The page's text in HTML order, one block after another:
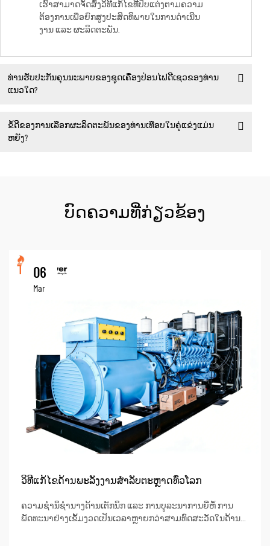
ເຮົາສາມາດຈັດສົ່ງວິທີແກ້ໄຂທີ່ປັບແຕ່ງຕາມຄວາມ
ຕ້ອງການເພື່ອຍົກສູງປະສິດທິພາບໃນການດຳເນີນ
ງານ ແລະ ຜະລິດຕະພັນ.
ທ່ານຮັບປະກັນຄຸນນະພາບຂອງຊຸດເຄື່ອງປ່ອນໄຟດີເຊວຂອງທ່ານ
ແນວໃດ?
ຂໍ້ດີຂອງການເລືອກຜະລິດຕະພັນຂອງທ່ານເທືອບໃນຄູ່ແຂ່ງແມ່ນ
ຫຍັງ?
ບົດຄວາມທີ່ກ່ຽວຂ້ອງ
06
Mar
ວິທີແກ້ໄຂດ້ານພະລັງງານສຳລັບຕະຫຼາດທົ່ວໂລກ
ຄວາມຊຳນິຊຳນາງດ້ານເຕັກນິກ ແລະ ການບູລະນາການຍີ່ຫໍ້ ການ
ພັດທະນາຢ່າງເຂັ້ມງວດເປັນເວລາຫຼາຍກວ່າສາມທົດສະວັດໃນດ້ານ